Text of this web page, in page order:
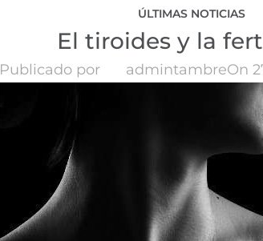
ÚLTIMAS NOTICIAS
El tiroides y la
Publicado por admintambreOn